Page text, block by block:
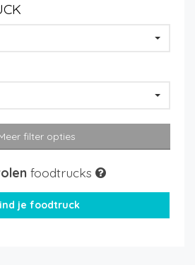
filter opties
foodtrucks